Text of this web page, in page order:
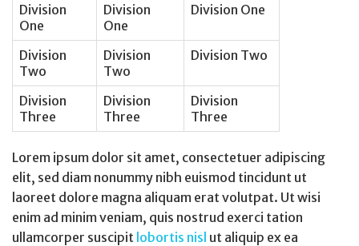
Division
One
Division
One
Division One
Division
Two
Division
Two
Division Two
Division
Three
Division
Three
Division
Three
Lorem ipsum dolor sit amet, consectetuer adipiscing
elit, sed diam nonummy nibh euismod tincidunt ut
laoreet dolore magna aliquam erat volutpat. Ut wisi
enim ad minim veniam, quis nostrud exerci tation
ullamcorper suscipit lobortis nisl ut aliquip ex ea